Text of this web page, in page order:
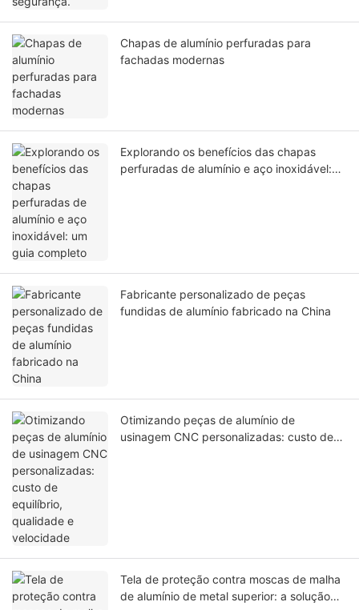
Chapas de alumínio perfuradas para
fachadas modernas
Explorando os benefícios das chapas
perfuradas de alumínio e aço inoxidável:
Fabricante personalizado de peças
fundidas de alumínio fabricado na China
Otimizando peças de alumínio de
usinagem CNC personalizadas: custo de
Tela de proteção contra moscas de malha
de alumínio de metal superior: a solução